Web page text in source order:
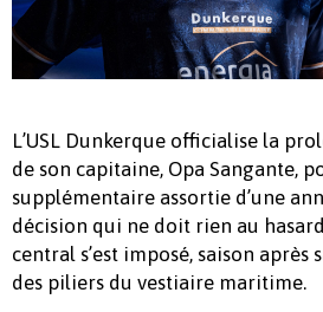
L’USL Dunkerque officialise la
de son capitaine, Opa Sangante,
supplémentaire assortie d’une
décision qui ne doit rien au
central s’est imposé, saison après
des piliers du vestiaire maritime.